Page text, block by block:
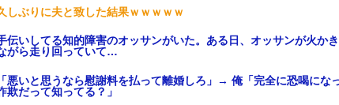
しぶりに夫と致した結果ｗｗｗｗｗ
伝いしてる知的障害のオッサンがいた。ある日、オッサンが火か
がら走り回っていて…
悪いと思うなら慰謝料を払って離婚しろ」→ 俺「完全に恐喝にな
欺だって知ってる？」